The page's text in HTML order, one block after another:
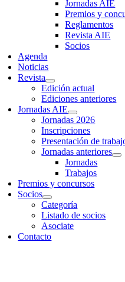
Jornadas AIE
Premios y
Reglamentos
Revista AIE
Socios
Agenda
Noticias
Revista
Edición actual
Ediciones anteriores
Jornadas AIE
Jornadas 2026
Inscripciones
Presentación de
Jornadas anteriores
Jornadas
Trabajos
Premios y concursos
Socios
Categoría
Listado de socios
Asociate
Contacto